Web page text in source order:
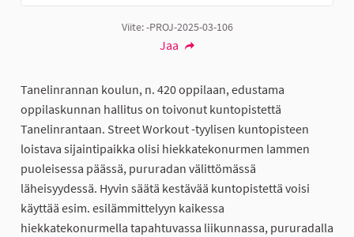
Viite: -PROJ-2025-03-106
Jaa
Tanelinrannan koulun, n. 420 oppilaan, edustama
oppilaskunnan hallitus on toivonut kuntopistettä
Tanelinrantaan. Street Workout -tyylisen kuntopisteen
loistava sijaintipaikka olisi hiekkatekonurmen lammen
puoleisessa päässä, pururadan välittömässä
läheisyydessä. Hyvin säätä kestävää kuntopistettä voisi
käyttää esim. esilämmittelyyn kaikessa
hiekkatekonurmella tapahtuvassa liikunnassa, pururadalla